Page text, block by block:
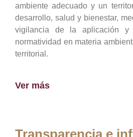
ambiente adecuado y un
desarrollo, salud y bienestar,
vigilancia de la aplicación y
normatividad en materia
territorial.
Ver más
Transparencia e